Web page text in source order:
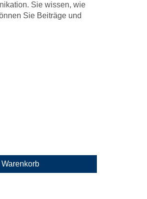
Sie wissen, wie
Sie Beiträge und
Warenkorb